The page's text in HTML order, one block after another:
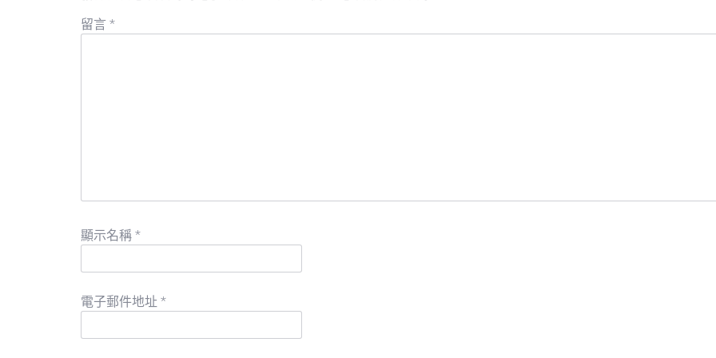
留言 *
顯示名稱 *
電子郵件地址 *